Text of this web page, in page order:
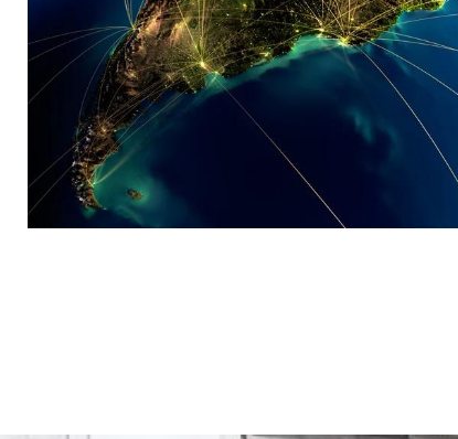
MARIA SONZINI
Aviación Comercial
Aviación General